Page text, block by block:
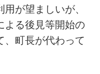
用が望ましいが、
よる後見等開始の
、町長が代わって